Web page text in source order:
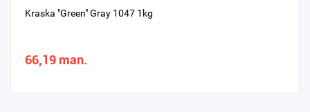
Kraska "Green" Gray 1047 1kg
66,19 man.